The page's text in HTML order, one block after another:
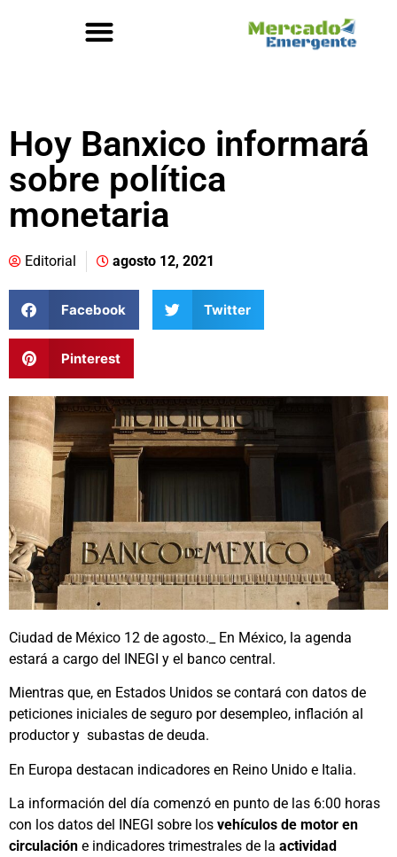
Hoy Banxico informará
sobre política
monetaria
Editorial agosto 12, 2021
Facebook Twitter
Pinterest
Ciudad de México 12 de agosto._ En México, la agenda
estará a cargo del INEGI y el banco central.
Mientras que, en Estados Unidos se contará con datos de
peticiones iniciales de seguro por desempleo, inflación al
productor y subastas de deuda.
En Europa destacan indicadores en Reino Unido e Italia.
La información del día comenzó en punto de las 6:00 horas
con los datos del INEGI sobre los vehículos de motor en
circulación e indicadores trimestrales de la actividad